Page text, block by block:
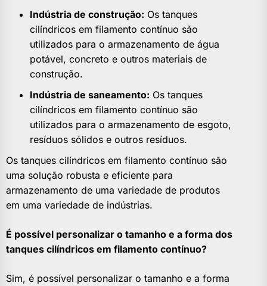
Indústria de construção: Os tanques
cilíndricos em filamento contínuo são
utilizados para o armazenamento de água
potável, concreto e outros materiais de
construção.
Indústria de saneamento: Os tanques
cilíndricos em filamento contínuo são
utilizados para o armazenamento de esgoto,
resíduos sólidos e outros resíduos.
Os tanques cilíndricos em filamento contínuo são
uma solução robusta e eficiente para
armazenamento de uma variedade de produtos
em uma variedade de indústrias.
É possível personalizar o tamanho e a forma dos
tanques cilíndricos em filamento contínuo?
Sim, é possível personalizar o tamanho e a forma